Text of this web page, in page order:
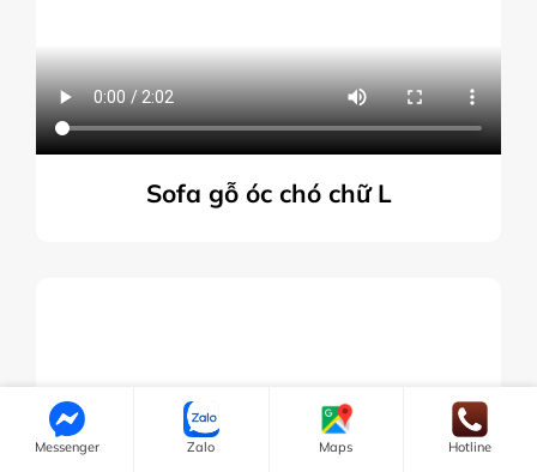
Messenger Zalo Maps Hotline
Sofa gỗ óc chó chữ L